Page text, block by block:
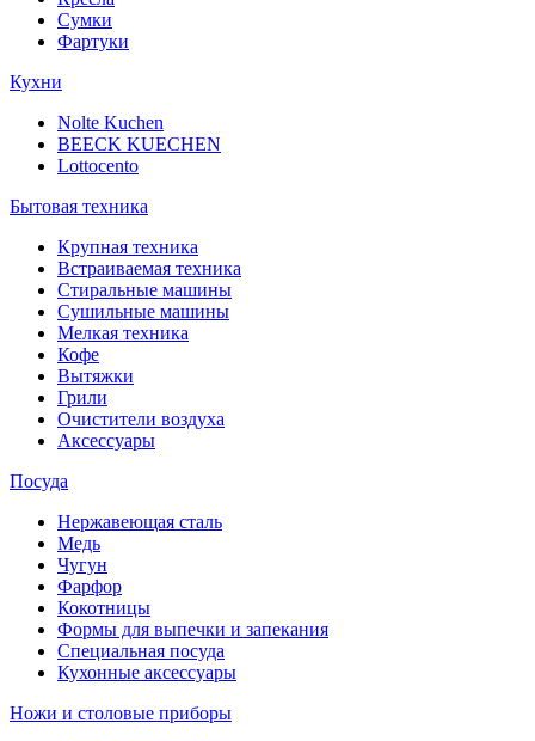
Сумки
Фартуки
Кухни
Nolte Kuchen
BEECK KUECHEN
Lottocento
Бытовая техника
Крупная техника
Встраиваемая техника
Стиральные машины
Сушильные машины
Мелкая техника
Кофе
Вытяжки
Грили
Очистители воздуха
Аксессуары
Посуда
Нержавеющая сталь
Медь
Чугун
Фарфор
Кокотницы
Формы для выпечки и запекания
Специальная посуда
Кухонные аксессуары
Ножи и столовые приборы